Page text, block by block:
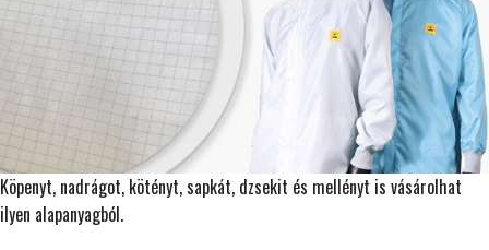
Köpenyt, nadrágot, kötényt, sapkát, dzsekit és mellényt is vásárolhat
ilyen alapanyagból.